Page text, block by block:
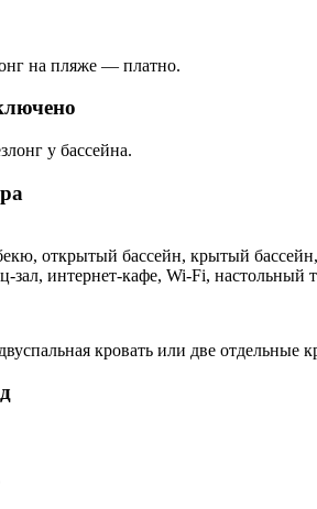
на пляже — платно.
у бассейна.
открытый бассейн, крытый
зал, интернет-кафе, Wi-Fi, настольный
двуспальная кровать или две